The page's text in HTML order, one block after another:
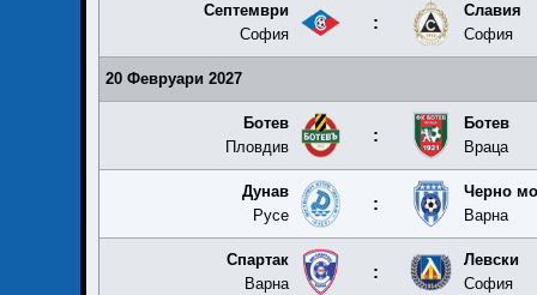
Септември
София
:
Славия
София
20 Февруари 2027
Ботев
Пловдив
:
Ботев
Враца
Дунав
Русе
:
Черно
Варна
Спартак
Варна
:
Левски
София